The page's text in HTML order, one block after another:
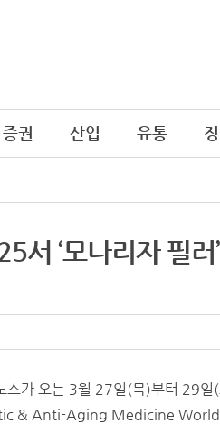
증권 산업 유통
‘모나리자 필러
스가 오는 3월 27일(목)부터 29
& Anti-Aging Medicine World